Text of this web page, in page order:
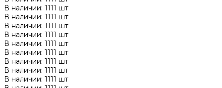
В наличии: 1111 шт
В наличии: 1111 шт
В наличии: 1111 шт
В наличии: 1111 шт
В наличии: 1111 шт
В наличии: 1111 шт
В наличии: 1111 шт
В наличии: 1111 шт
В наличии: 1111 шт